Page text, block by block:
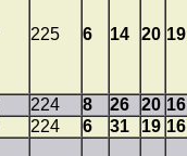
225 6 14 20 19
224 8 26 20 16
224 6 31 19 16